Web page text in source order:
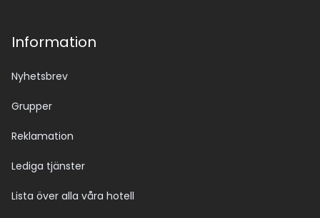
Information
Nyhetsbrev
Grupper
Reklamation
Lediga tjänster
Lista över alla våra hotell